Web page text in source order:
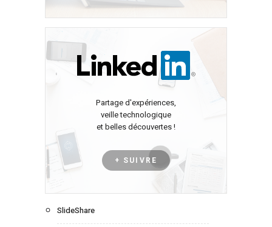
Partage d'expériences,
veille technologique
et belles découvertes !
+ SUIVRE
SlideShare